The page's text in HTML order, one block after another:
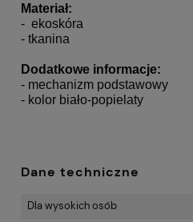
Materiał:
- ekoskóra
- tkanina
Dodatkowe informacje:
- mechanizm podstawowy
- kolor biało-popielaty
Dane techniczne
Dla wysokich osób